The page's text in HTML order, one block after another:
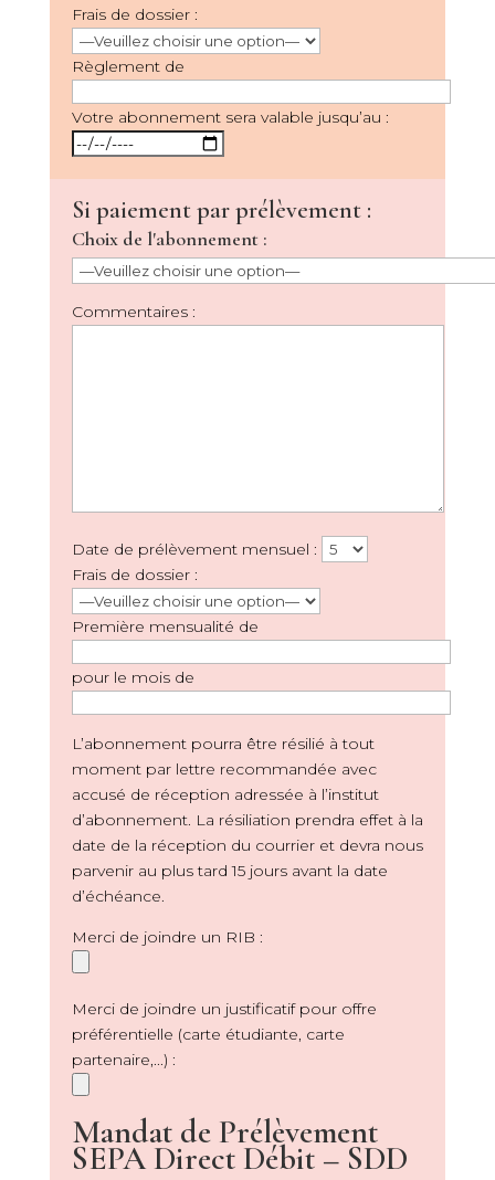
Frais de dossier :
Règlement de
Votre abonnement sera valable jusqu’au :
Si paiement par prélèvement :
Choix de l'abonnement :
Commentaires :
Date de prélèvement mensuel :
Frais de dossier :
Première mensualité de
pour le mois de
L’abonnement pourra être résilié à tout
moment par lettre recommandée avec
accusé de réception adressée à l’institut
d’abonnement. La résiliation prendra effet à la
date de la réception du courrier et devra nous
parvenir au plus tard 15 jours avant la date
d’échéance.
Merci de joindre un RIB :
Merci de joindre un justificatif pour offre
préférentielle (carte étudiante, carte
partenaire,...) :
Mandat de Prélèvement
SEPA Direct Débit – SDD